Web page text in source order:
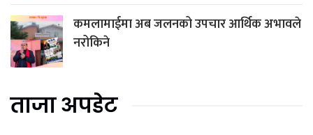
कमलामाईमा अब जलनको उपचार आर्थिक अभावले
नरोकिने
ताजा अपडेट